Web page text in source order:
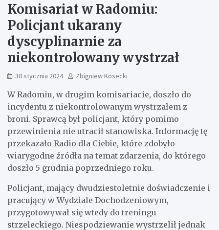
Komisariat w Radomiu:
Policjant ukarany
dyscyplinarnie za
niekontrolowany wystrzał
30 stycznia 2024 Zbigniew Kosecki
W Radomiu, w drugim komisariacie, doszło do
incydentu z niekontrolowanym wystrzałem z
broni. Sprawcą był policjant, który pomimo
przewinienia nie utracił stanowiska. Informację tę
przekazało Radio dla Ciebie, które zdobyło
wiarygodne źródła na temat zdarzenia, do którego
doszło 5 grudnia poprzedniego roku.
Policjant, mający dwudziestoletnie doświadczenie i
pracujący w Wydziale Dochodzeniowym,
przygotowywał się wtedy do treningu
strzeleckiego. Niespodziewanie wystrzelił jednak